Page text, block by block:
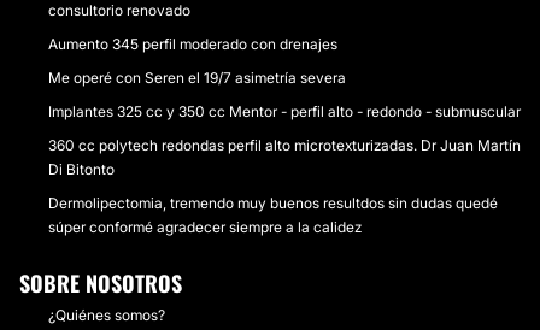
consultorio renovado
Aumento 345 perfil moderado con drenajes
Me operé con Seren el 19/7 asimetría severa
Implantes 325 cc y 350 cc Mentor - perfil alto - redondo - submuscular
360 cc polytech redondas perfil alto microtexturizadas. Dr Juan Martín
Di Bitonto
Dermolipectomia, tremendo muy buenos resultdos sin dudas quedé
súper conformé agradecer siempre a la calidez
SOBRE NOSOTROS
¿Quiénes somos?